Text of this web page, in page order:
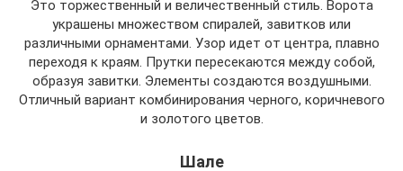
Это торжественный и величественный стиль. Ворота
украшены множеством спиралей, завитков или
различными орнаментами. Узор идет от центра, плавно
переходя к краям. Прутки пересекаются между собой,
образуя завитки. Элементы создаются воздушными.
Отличный вариант комбинирования черного, коричневого
и золотого цветов.
Шале